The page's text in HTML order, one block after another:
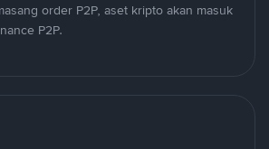
order P2P, aset kripto akan masuk
P2P.